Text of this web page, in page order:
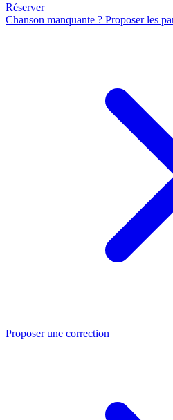
Réserver
Chanson manquante ? Proposer les
Proposer une correction